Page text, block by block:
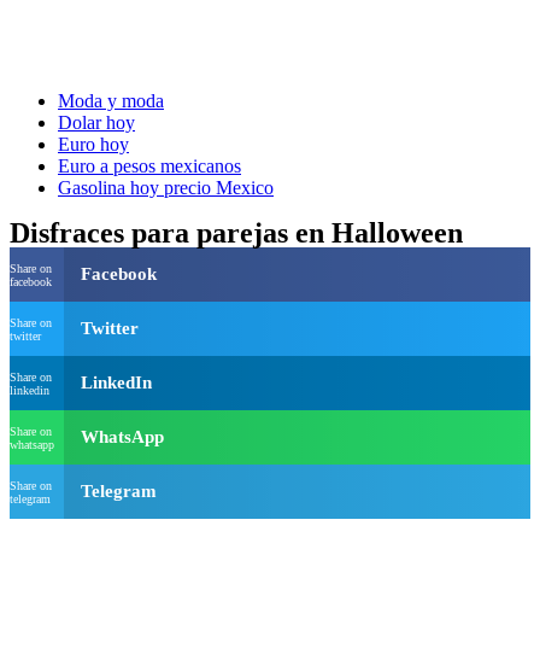
Moda y moda
Dolar hoy
Euro hoy
Euro a pesos mexicanos
Gasolina hoy precio Mexico
Disfraces para parejas en Halloween
Share on
facebook
Facebook
Share on
twitter
Twitter
Share on
linkedin
LinkedIn
Share on
whatsapp
WhatsApp
Share on
telegram
Telegram